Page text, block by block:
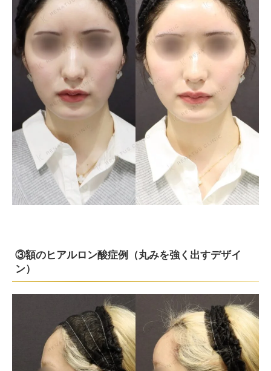
③額のヒアルロン酸症例（丸みを強く出すデザイ
ン）